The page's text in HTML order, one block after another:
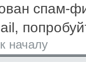
спам-
началу